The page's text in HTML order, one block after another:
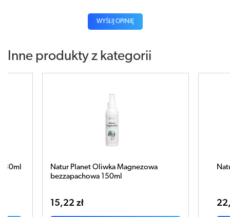
WYŚLIJ OPINIĘ
Inne produkty z kategorii
Natur Planet Oliwka Magnezowa
bezzapachowa 150ml
15,22 zł